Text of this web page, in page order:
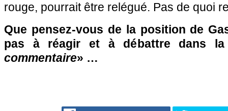
rouge, pourrait être relégué. Pas de quoi
Que pensez-vous de la position de
pas à réagir et à débattre dans
commentaire» …